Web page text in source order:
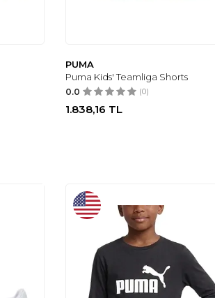
PUMA
Puma Kids' Teamliga Shorts
0.0 (0)
1.838,16 TL